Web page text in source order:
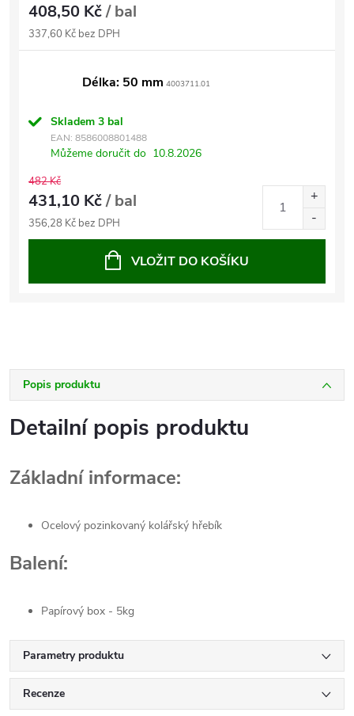
408,50 Kč/ bal
337,60 Kč bez DPH
Délka: 50 mm 4003711.01
Skladem 3 bal
EAN: 8586008801488
Můžeme doručit do 10.8.2026
482 Kč
431,10 Kč/ bal
356,28 Kč bez DPH
VLOŽIT DO KOŠÍKU
Popis produktu
Detailní popis produktu
Základní informace:
Ocelový pozinkovaný kolářský hřebík
Balení:
Papírový box - 5kg
Parametry produktu
Recenze